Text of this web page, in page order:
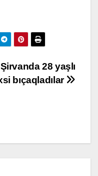
Şirvanda 28 yaşlı
bıçaqladılar